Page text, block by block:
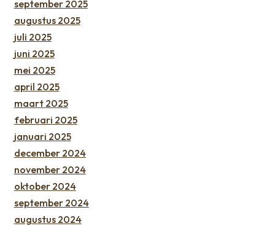
september 2025
augustus 2025
juli 2025
juni 2025
mei 2025
april 2025
maart 2025
februari 2025
januari 2025
december 2024
november 2024
oktober 2024
september 2024
augustus 2024